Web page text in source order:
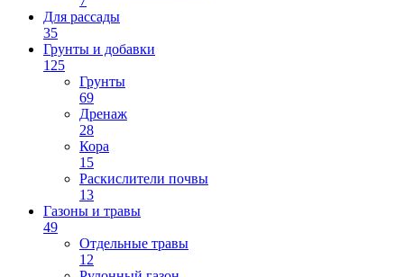
Для рассады
35
Грунты и добавки
125
Грунты
69
Дренаж
28
Кора
15
Раскислители почвы
13
Газоны и травы
49
Отдельные травы
12